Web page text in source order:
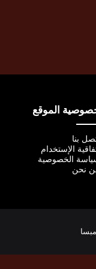
الموقع
بنا
الإستخدام
الخصوصية
نحن